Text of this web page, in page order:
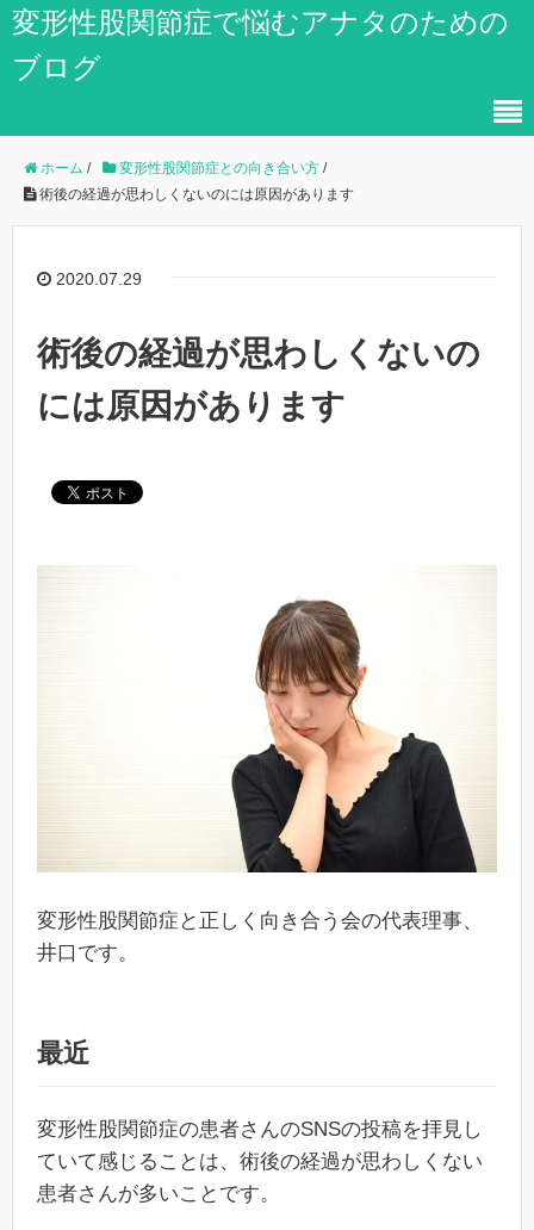
変形性股関節症で悩むアナタのための
ブログ
ホーム / 変形性股関節症との向き合い方 /
術後の経過が思わしくないのには原因があります
2020.07.29
術後の経過が思わしくないの
には原因があります
変形性股関節症と正しく向き合う会の代表理事、
井口です。
最近
変形性股関節症の患者さんのSNSの投稿を拝見し
ていて感じることは、術後の経過が思わしくない
患者さんが多いことです。